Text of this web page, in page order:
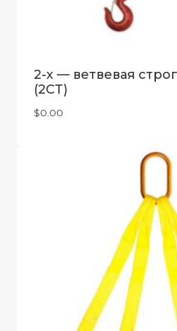
2-х — ветвевая
(2СТ)
$0.00